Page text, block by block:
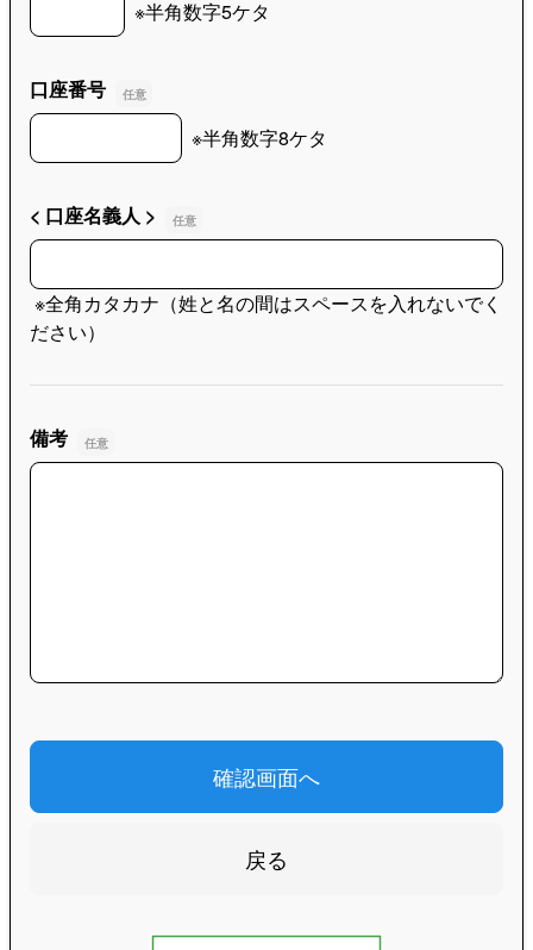
※半角数字5ケタ
口座番号
口座番号
※半角数字8ケタ
< 口座名義人 >
< 口座名義人 >
※全角カタカナ（姓と名の間はスペースを入れないでく
ださい）
備考
備考